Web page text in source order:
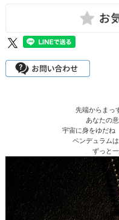
先端からまっ
あなたの
宇宙に身をゆだ
ペンデュラム
ずっと